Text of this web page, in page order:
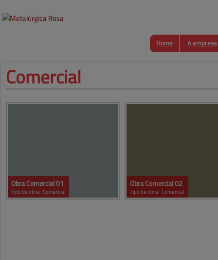
Home A empresa
Comercial
Obra Comercial 01
Tipo de obra: Comercial
Obra Comercial 02
Tipo de obra: Comercial